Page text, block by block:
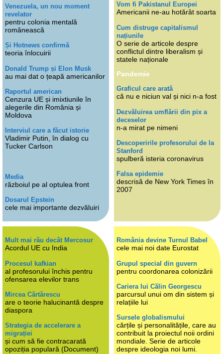
Venezuela, un nou moment
revelator
pentru colonia mentală
românească
Și Hotnews confirmă
teoria înlocuirii
Donald Trump și Elon Musk
au mai dat o țeapă americanilor
Raportul american
Cenzura UE și imixtiunile în
alegerile din România și
Moldova
Interviul care a făcut istorie
Vladimir Putin, în dialog cu
Tucker Carlson
Media
războiul pe al optulea front
Dosarul Epstein
cele mai importante dezvăluiri
Vom fi Pakistanul Europei
Americanii ne-au hotărât soarta
Cum distruge capitalismul
națiunile
O serie de articole despre
conflictul dintre liberalism și
statele naționale
Pandemie
Graficul care arată
că nu e niciun val și nici n-a fost
Dezvăluirea umflării din pix a
deceselor
n-a mirat pe nimeni
Descoperirile profesorului de la
Stanford
spulberă isteria coronavirus
Falsa epidemie
descrisă de New York Times în
2007
Mult mai rău decât Mercosur
Acordul UE cu India
Procesul kafkian
al profesorului închis pentru
ofensarea elevilor trans
Mircea Cărtărescu
are o teorie halucinantă despre
diaspora
Strategia de accelerare a
migrației
și cum să fie contracarată
opoziția populară (Document)
România devine Turnul Babel
cele mai noi date Eurostat
Grupul special din guvern
pentru coordonarea colonizării
Cariera lui Călin Georgescu
parcursul unui om din sistem și
relațiile lui
Sursele globalismului
cărțile și personalitățile, care au
contribuit la proiectul noii ordini
mondiale. Serie de articole
despre ideologia noi lumi.